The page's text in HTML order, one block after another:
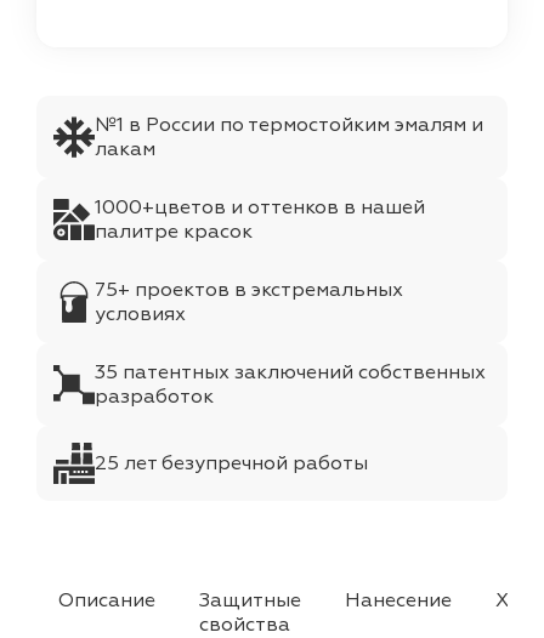
№1 в России по термостойким эмалям и
лакам
1000+цветов и оттенков в нашей
палитре красок
75+ проектов в экстремальных
условиях
35 патентных заключений собственных
разработок
25 лет безупречной работы
Описание
Защитные
свойства
Нанесение